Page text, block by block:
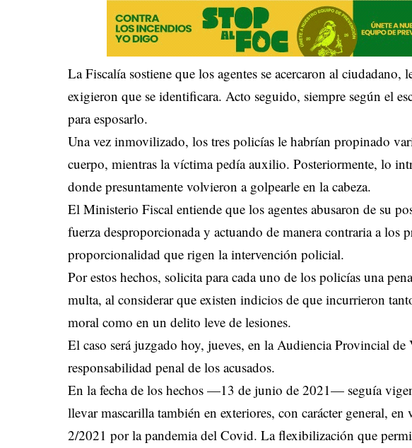
La Fiscalía sostiene que los agentes se acercaron al
exigieron que se identificara. Acto seguido, siempre según el
para esposarlo.
Una vez inmovilizado, los tres policías le habrían propinado
cuerpo, mientras la víctima pedía auxilio. Posteriormente, lo
donde presuntamente volvieron a golpearle en la cabeza.
El Ministerio Fiscal entiende que los agentes abusaron de su
fuerza desproporcionada y actuando de manera contraria a los
proporcionalidad que rigen la intervención policial.
Por estos hechos, solicita para cada uno de los policías una
multa, al considerar que existen indicios de que incurrieron
moral como en un delito leve de lesiones.
El caso será juzgado hoy, jueves, en la Audiencia Provincial de
responsabilidad penal de los acusados.
En la fecha de los hechos —13 de junio de 2021— seguía
llevar mascarilla también en exteriores, con carácter general,
2/2021 por la pandemia del Covid. La flexibilización que